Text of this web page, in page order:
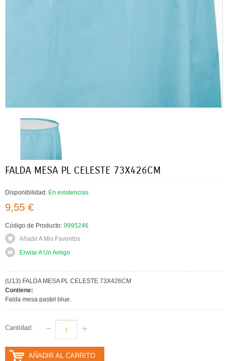
FALDA MESA PL CELESTE 73X426CM
Disponibilidad: En existencias
9,55 €
Código de Producto: 9995246
Añadir A Mis Favoritos
Enviar A Un Amigo
(U13) FALDA MESA PL CELESTE 73X426CM
Contiene:
Falda mesa pastel blue.
Cantidad:
AÑADIR AL CARRITO